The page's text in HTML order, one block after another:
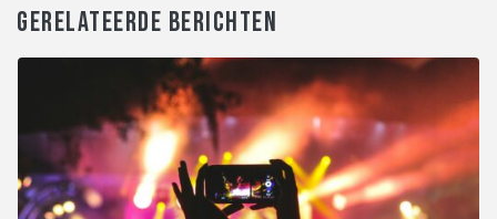
GERELATEERDE BERICHTEN